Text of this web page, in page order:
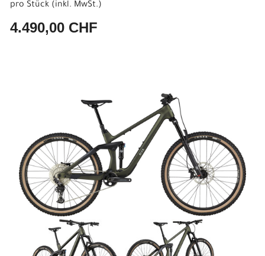
pro Stück (inkl. MwSt.)
4.490,00 CHF